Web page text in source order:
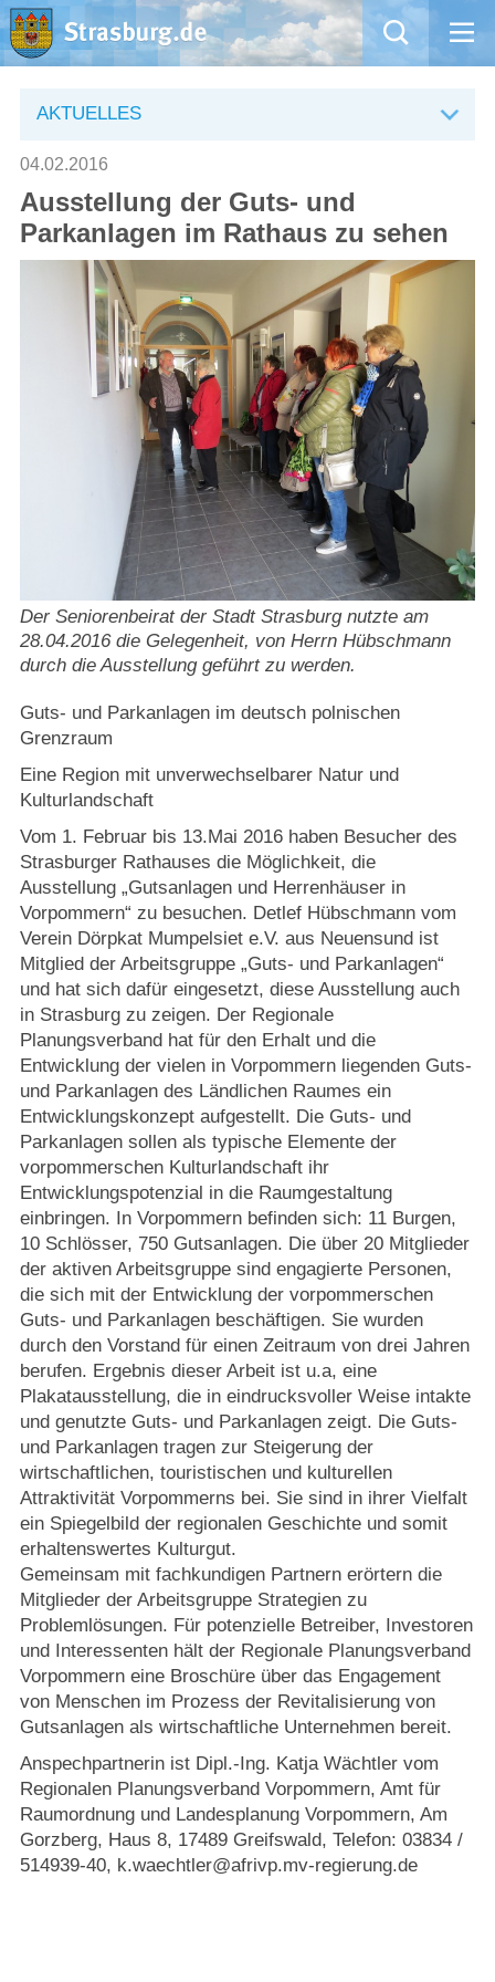
Aktuelles
Rathaus
Natur – Kultur – Tourismus
Wirtschaft
Willkommen in Strasburg (Uckermark)
Strasburger Ehrenamtspreis „SBG“
Welcome to Strasburg (Uckermark)
Ласкаво просимо до Штрасбурга (Уккермарк)
مرحبًا بكم في شتراسبورغ (أوكرمارك)
Bine ați venit în Strasburg (Uckermark)
Online-Bewerbungen
Sprache/Language
AKTUELLES
04.02.2016
Ausstellung der Guts- und
Parkanlagen im Rathaus zu sehen
Der Seniorenbeirat der Stadt Strasburg nutzte am
28.04.2016 die Gelegenheit, von Herrn Hübschmann
durch die Ausstellung geführt zu werden.
Guts- und Parkanlagen im deutsch polnischen
Grenzraum
Eine Region mit unverwechselbarer Natur und
Kulturlandschaft
Vom 1. Februar bis 13.Mai 2016 haben Besucher des
Strasburger Rathauses die Möglichkeit, die
Ausstellung „Gutsanlagen und Herrenhäuser in
Vorpommern“ zu besuchen. Detlef Hübschmann vom
Verein Dörpkat Mumpelsiet e.V. aus Neuensund ist
Mitglied der Arbeitsgruppe „Guts- und Parkanlagen“
und hat sich dafür eingesetzt, diese Ausstellung auch
in Strasburg zu zeigen. Der Regionale
Planungsverband hat für den Erhalt und die
Entwicklung der vielen in Vorpommern liegenden Guts-
und Parkanlagen des Ländlichen Raumes ein
Entwicklungskonzept aufgestellt. Die Guts- und
Parkanlagen sollen als typische Elemente der
vorpommerschen Kulturlandschaft ihr
Entwicklungspotenzial in die Raumgestaltung
einbringen. In Vorpommern befinden sich: 11 Burgen,
10 Schlösser, 750 Gutsanlagen. Die über 20 Mitglieder
der aktiven Arbeitsgruppe sind engagierte Personen,
die sich mit der Entwicklung der vorpommerschen
Guts- und Parkanlagen beschäftigen. Sie wurden
durch den Vorstand für einen Zeitraum von drei Jahren
berufen. Ergebnis dieser Arbeit ist u.a, eine
Plakatausstellung, die in eindrucksvoller Weise intakte
und genutzte Guts- und Parkanlagen zeigt. Die Guts-
und Parkanlagen tragen zur Steigerung der
wirtschaftlichen, touristischen und kulturellen
Attraktivität Vorpommerns bei. Sie sind in ihrer Vielfalt
ein Spiegelbild der regionalen Geschichte und somit
erhaltenswertes Kulturgut.
Gemeinsam mit fachkundigen Partnern erörtern die
Mitglieder der Arbeitsgruppe Strategien zu
Problemlösungen. Für potenzielle Betreiber, Investoren
und Interessenten hält der Regionale Planungsverband
Vorpommern eine Broschüre über das Engagement
von Menschen im Prozess der Revitalisierung von
Gutsanlagen als wirtschaftliche Unternehmen bereit.
Anspechpartnerin ist Dipl.-Ing. Katja Wächtler vom
Regionalen Planungsverband Vorpommern, Amt für
Raumordnung und Landesplanung Vorpommern, Am
Gorzberg, Haus 8, 17489 Greifswald, Telefon: 03834 /
514939-40, k.waechtler@afrivp.mv-regierung.de